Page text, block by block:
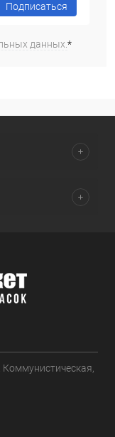
Подписаться
данных.*